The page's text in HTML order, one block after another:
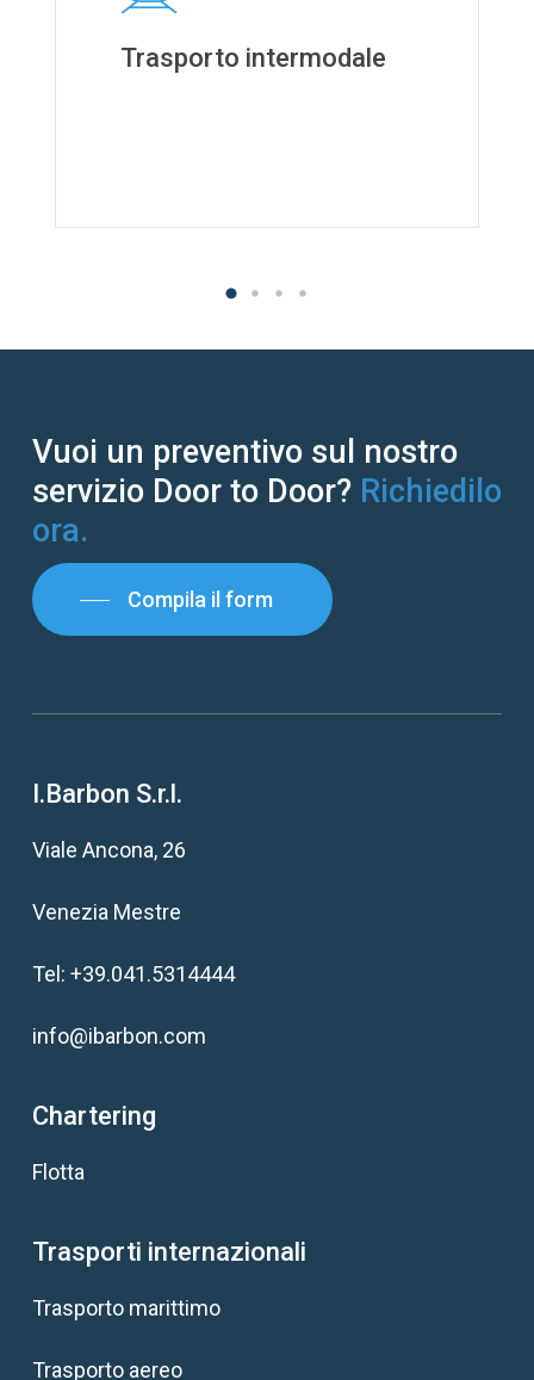
Trasporto intermodale
Vuoi un preventivo sul nostro
servizio Door to Door? Richiedilo
ora.
Compila il form
I.Barbon S.r.l.
Viale Ancona, 26
Venezia Mestre
Tel: +39.041.5314444
info@ibarbon.com
Chartering
Flotta
Trasporti internazionali
Trasporto marittimo
Trasporto aereo